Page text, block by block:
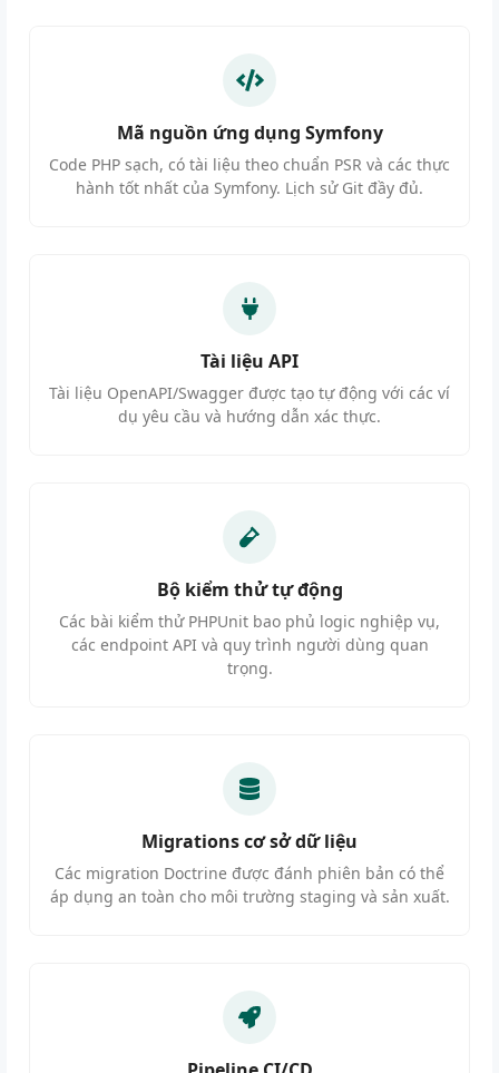
Mã nguồn ứng dụng Symfony
Code PHP sạch, có tài liệu theo chuẩn PSR và các thực
hành tốt nhất của Symfony. Lịch sử Git đầy đủ.
Tài liệu API
Tài liệu OpenAPI/Swagger được tạo tự động với các ví
dụ yêu cầu và hướng dẫn xác thực.
Bộ kiểm thử tự động
Các bài kiểm thử PHPUnit bao phủ logic nghiệp vụ,
các endpoint API và quy trình người dùng quan
trọng.
Migrations cơ sở dữ liệu
Các migration Doctrine được đánh phiên bản có thể
áp dụng an toàn cho môi trường staging và sản xuất.